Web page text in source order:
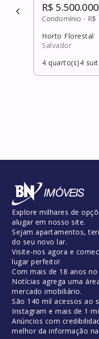
R$
Condomínio - R$
Horto Florestal
Salvador
4 quarto(s)4
Explore milhares de
alugar em nosso site.
Sejam apartamentos,
do seu novo lar.
Visite-nos agora e
lugar perfeito!
Com mais de 18 anos
Notícias agrega uma
mercado imobiliário.
São 140 mil acessos ao
Instagram e mais de 1
Anúncios com
melhor da informação